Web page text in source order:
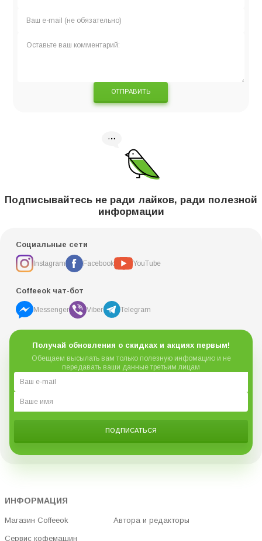
ОТПРАВИТЬ
Подписывайтесь не ради лайков, ради полезной
информации
Социальные сети
Instagram Facebook YouTube
Coffeeok чат-бот
Messenger Viber Telegram
Получай обновления о скидках и акциях первым!
Обещаем высылать вам только полезную инфомацию и не
передавать ваши данные третьим лицам
ПОДПИСАТЬСЯ
ИНФОРМАЦИЯ
Магазин Coffeeok
Сервис кофемашин
Автора и редакторы